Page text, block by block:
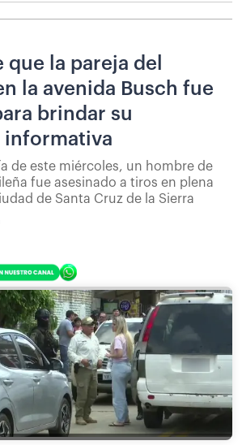
que la pareja del
la avenida Busch fue
brindar su
informativa
de este miércoles, un hombre de
fue asesinado a tiros en plena
de Santa Cruz de la Sierra